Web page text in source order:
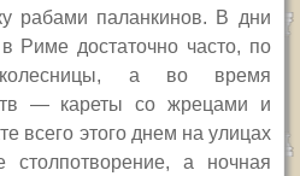
рабами паланкинов. В дни
Риме достаточно часто, по
колесницы, а во время
— кареты со жрецами и
всего этого днем на улицах
столпотворение, а ночная